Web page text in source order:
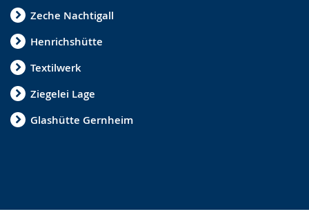
Zeche Nachtigall
Henrichshütte
Textilwerk
Ziegelei Lage
Glashütte Gernheim